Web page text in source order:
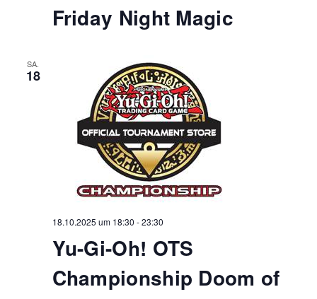
Friday Night Magic
SA.
18
18.10.2025 um 18:30 -23:30
Yu-Gi-Oh! OTS
Championship Doom of